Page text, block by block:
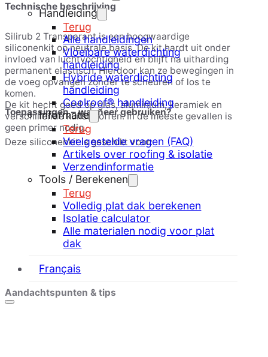
Handleiding
Terug
Alle handleidingen
Vloeibare waterdichting
handleiding
Hybride waterdichting
handleiding
Coolroof® handleiding
Informatie
Terug
Veelgestelde vragen (FAQ)
Artikels over roofing & isolatie
Verzendinformatie
Tools / Berekenen
Terug
Volledig plat dak berekenen
Isolatie calculator
Alle materialen nodig voor plat
dak
Français
Geschikt voor binnen- en buitentoepassingen
Technische beschrijving
Silirub 2 Transparant is een hoogwaardige
siliconenkit op neutrale basis. De kit hardt uit onder
invloed van luchtvochtigheid en blijft na uitharding
permanent elastisch. Hierdoor kan ze bewegingen in
de voeg opvangen zonder te scheuren of los te
komen.
De kit hecht goed op glas, aluminium, keramiek en
verschillende kunststoffen. In de meeste gevallen is
geen primer nodig.
Toepassingen – wanneer gebruiken?
Deze siliconenkit is geschikt voor:
Sanitaire voegen
Glastoepassingen en beglazing
Aansluitvoegen rond ramen en deuren
Transparante afdichtingen in de bouw
Voegen waar een onzichtbare afwerking gewenst
is
Aandachtspunten & tips